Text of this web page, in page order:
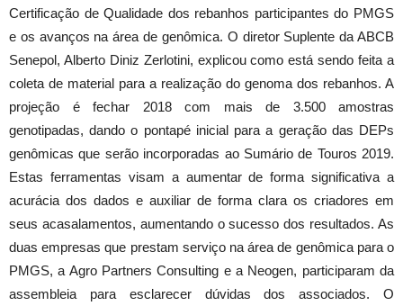
Certificação de Qualidade dos rebanhos participantes do PMGS
e os avanços na área de genômica. O diretor Suplente da ABCB
Senepol, Alberto Diniz Zerlotini, explicou como está sendo feita a
coleta de material para a realização do genoma dos rebanhos. A
projeção é fechar 2018 com mais de 3.500 amostras
genotipadas, dando o pontapé inicial para a geração das DEPs
genômicas que serão incorporadas ao Sumário de Touros 2019.
Estas ferramentas visam a aumentar de forma significativa a
acurácia dos dados e auxiliar de forma clara os criadores em
seus acasalamentos, aumentando o sucesso dos resultados. As
duas empresas que prestam serviço na área de genômica para o
PMGS, a Agro Partners Consulting e a Neogen, participaram da
assembleia para esclarecer dúvidas dos associados. O